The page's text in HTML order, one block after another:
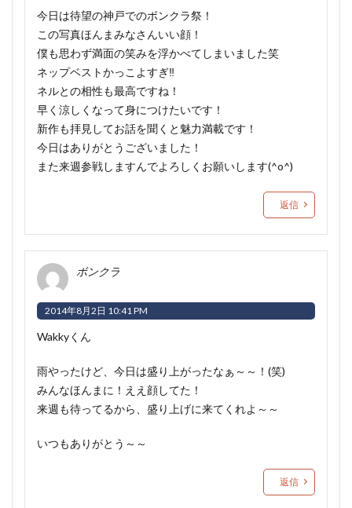
今日は待望の神戸でのボンクラ祭！
この写真ほんまみなさんいい顔！
僕も思わず満面の笑みを浮かべてしまいました笑
ネップベストかっこよすぎ‼︎
ネルとの相性も最高ですね！
早く涼しくなって身につけたいです！
新作も拝見してお話を聞くと魅力満載です！
今日はありがとうございました！
また来週参戦しますんでよろしくお願いします(^o^)
返信
ボンクラ
2014年8月2日 10:41 PM
Wakkyくん
雨やったけど、今日は盛り上がったなぁ～～！(笑)
みんなほんまに！ええ顔してた！
来週も待ってるから、盛り上げに来てくれよ～～
いつもありがとう～～
返信